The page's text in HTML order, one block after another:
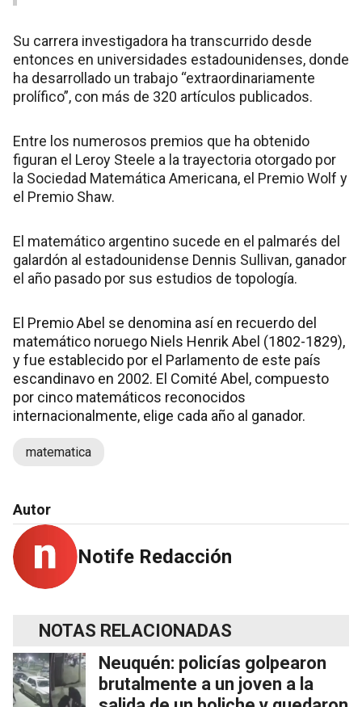
Su carrera investigadora ha transcurrido desde
entonces en universidades estadounidenses, donde
ha desarrollado un trabajo “extraordinariamente
prolífico”, con más de 320 artículos publicados.
Entre los numerosos premios que ha obtenido
figuran el Leroy Steele a la trayectoria otorgado por
la Sociedad Matemática Americana, el Premio Wolf y
el Premio Shaw.
El matemático argentino sucede en el palmarés del
galardón al estadounidense Dennis Sullivan, ganador
el año pasado por sus estudios de topología.
El Premio Abel se denomina así en recuerdo del
matemático noruego Niels Henrik Abel (1802-1829),
y fue establecido por el Parlamento de este país
escandinavo en 2002. El Comité Abel, compuesto
por cinco matemáticos reconocidos
internacionalmente, elige cada año al ganador.
matematica
Autor
Notife Redacción
NOTAS RELACIONADAS
Neuquén: policías golpearon
brutalmente a un joven a la